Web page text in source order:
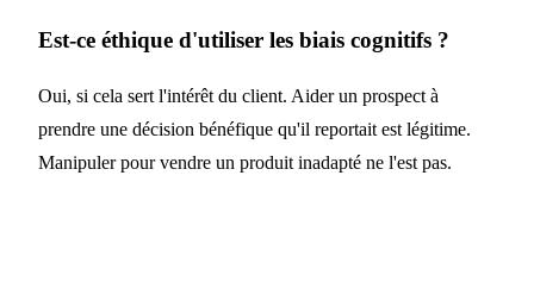
Est-ce éthique d'utiliser les biais cognitifs ?
Oui, si cela sert l'intérêt du client. Aider un prospect à
prendre une décision bénéfique qu'il reportait est légitime.
Manipuler pour vendre un produit inadapté ne l'est pas.